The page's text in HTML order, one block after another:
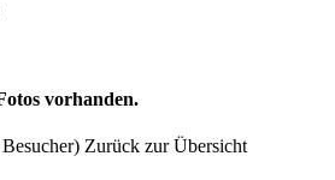
vorhanden.
Zurück zur Übersicht